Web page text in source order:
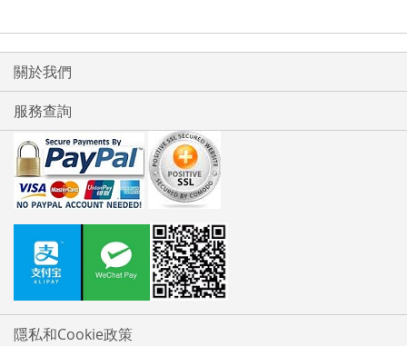
關於我們
服務查詢
隱私和Cookie政策